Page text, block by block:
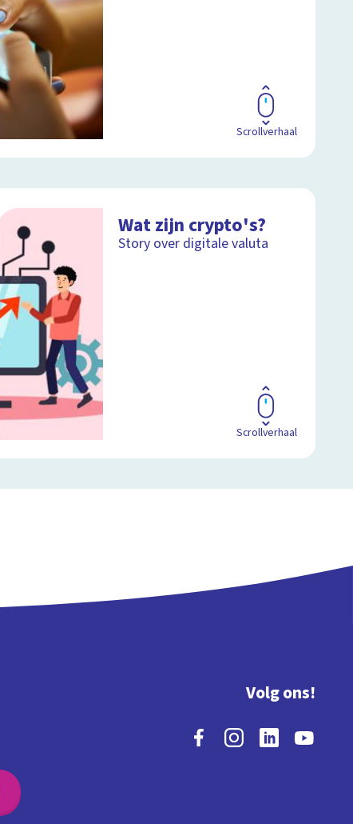
Scrollverhaal
Wat zijn crypto's?
Story over digitale valuta
Scrollverhaal
Volg ons!